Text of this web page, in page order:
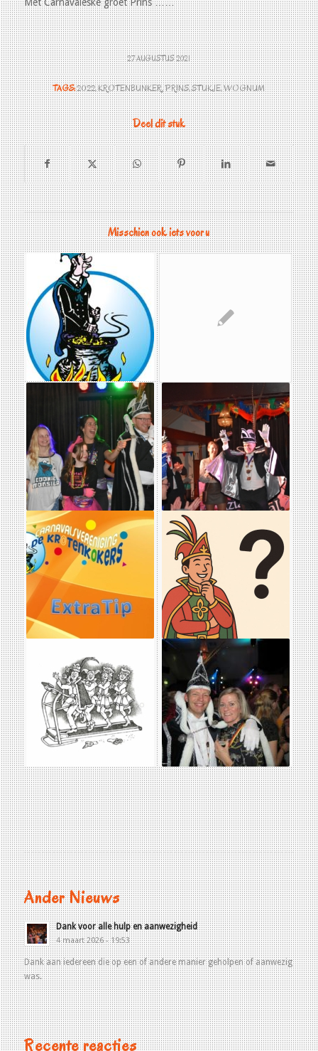
Met Carnavaleske groet Prins ……
27 AUGUSTUS 2021
TAGS:2022,KROTENBUNKER,PRINS,STUKJE,WOGNUM
Deel dit stuk
Misschien ook iets voor u
Ander Nieuws
Dank voor alle hulp en aanwezigheid
4 maart 2026 - 19:53
Dank aan iedereen die op een of andere manier geholpen of aanwezig
was.
Recente reacties